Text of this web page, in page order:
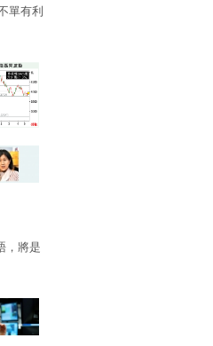
單有利
，將是